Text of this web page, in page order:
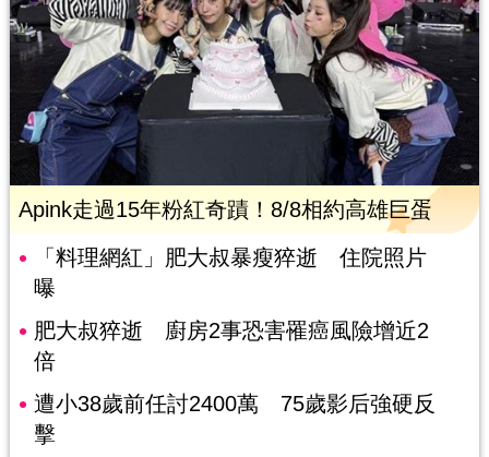
Apink走過15年粉紅奇蹟！8/8相約高雄巨蛋
「料理網紅」肥大叔暴瘦猝逝 住院照片
曝
肥大叔猝逝 廚房2事恐害罹癌風險增近2
倍
遭小38歲前任討2400萬 75歲影后強硬反
擊